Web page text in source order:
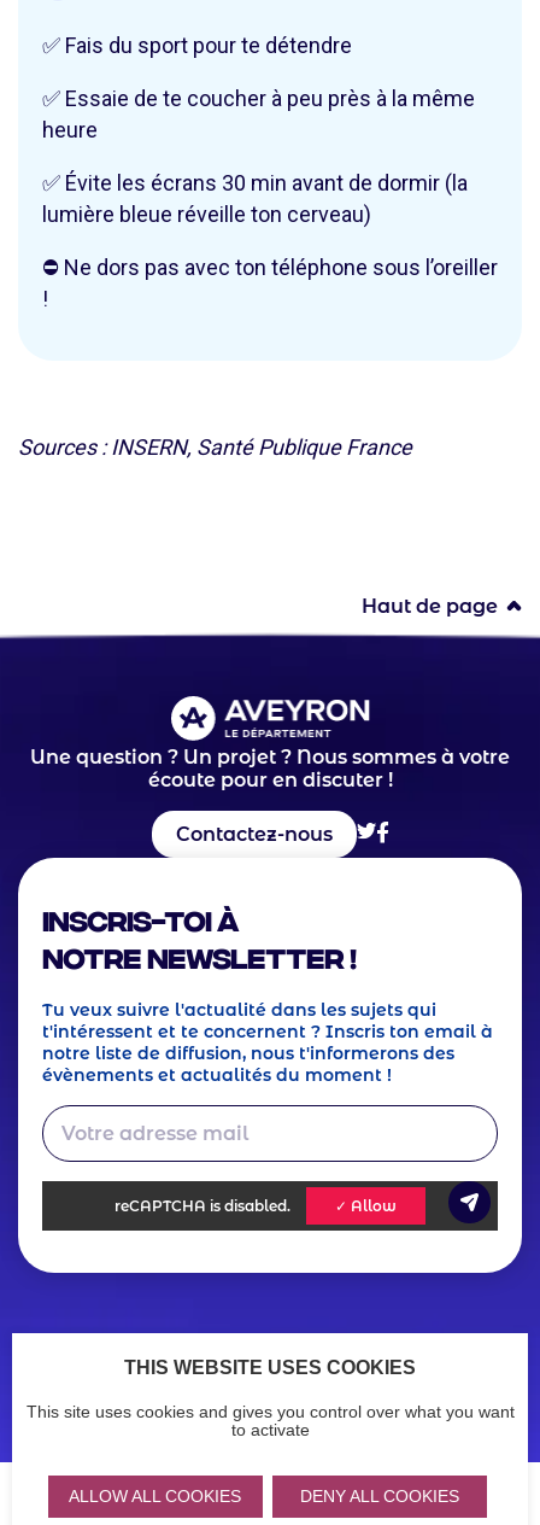
✅ Fais du sport pour te détendre
✅ Essaie de te coucher à peu près à la même
heure
✅ Évite les écrans 30 min avant de dormir (la
lumière bleue réveille ton cerveau)
⛔ Ne dors pas avec ton téléphone sous l’oreiller
!
Sources : INSERN, Santé Publique France
Haut de page
Une question ? Un projet ? Nous sommes à votre
écoute pour en discuter !
Contactez-nous
Inscris-toi à
notre Newsletter !
Tu veux suivre l'actualité dans les sujets qui
t'intéressent et te concernent ? Inscris ton email à
notre liste de diffusion, nous t'informerons des
évènements et actualités du moment !
reCAPTCHA is disabled. ✓ Allow
Footer
Menu
Legals
Accessibilité : non conforme
THIS WEBSITE USES COOKIES
This site uses cookies and gives you control over what you want
to activate
ALLOW ALL COOKIES DENY ALL COOKIES